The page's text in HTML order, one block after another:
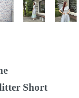
Short